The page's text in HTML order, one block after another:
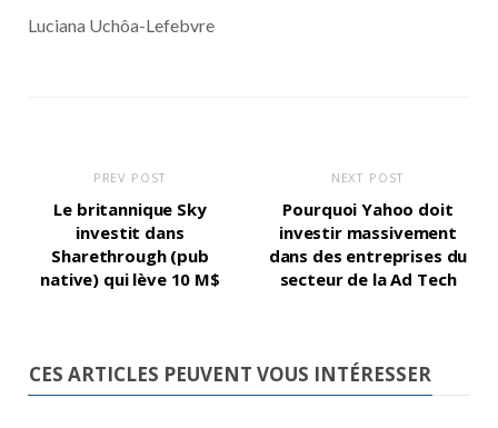
Luciana Uchôa-Lefebvre
PREV POST
Le britannique Sky
investit dans
Sharethrough (pub
native) qui lève 10 M$
NEXT POST
Pourquoi Yahoo doit
investir massivement
dans des entreprises du
secteur de la Ad Tech
CES ARTICLES PEUVENT VOUS INTÉRESSER